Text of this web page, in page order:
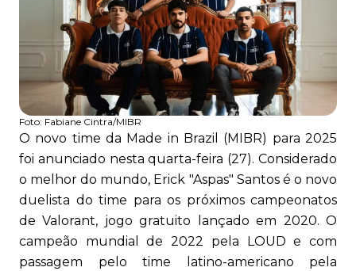
Foto: Fabiane Cintra/MIBR
O novo time da Made in Brazil (MIBR) para 2025
foi anunciado nesta quarta-feira (27). Considerado
o melhor do mundo, Erick "Aspas" Santos é o novo
duelista do time para os próximos campeonatos
de Valorant, jogo gratuito lançado em 2020. O
campeão mundial de 2022 pela LOUD e com
passagem pelo time latino-americano pela